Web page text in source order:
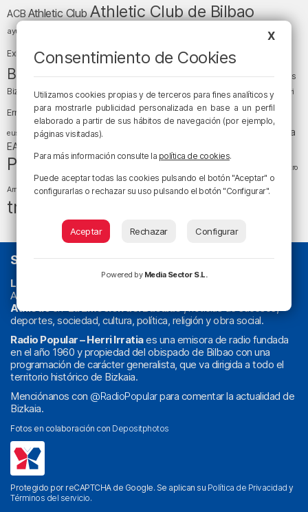
ACBAthletic ClubAthletic Club de Bilbao
ayuntamiento de Bilbao BEC (Bilbao
Exhibition Center) BilbaoBilbao Basket Bizkaia
Bizkaia y sus comarcas Copa del Rey cultura Cáritas
Bizkaia
Deusto Diócesis de Bilbao Egunon Bizkaia el tiempo Enkarterri
Ernesto Valverde Ertzaintza Euskadi (País Vasco)
euskera fiestas fútbol LaLiga
LaLiga
EA Sports
Política sociedadsucesos Teatro
Arriaga tiempotiempo atmosféricotráfico
tráfico en Bizkaia
SOBRE NOSOTROS
La radio sin cadenas
. Desde 1960 haciendo radio en Bilbao.
Actualidad y
Athletic
deportes, sociedad, cultura, política, religión y obra social.
Radio Popular – Herri Irratiaes una emisora de radio fundada
en el año 1960 y propiedad del obispado de Bilbao con una
programación de carácter generalista, que va dirigida a todo el
territorio histórico de Bizkaia.
Menciónanos con @RadioPopularpara comentar la actualidad de
Bizkaia.
Fotos en colaboración con Depositphotos
Protegido por reCAPTCHA de Google. Se aplican su Política de Privacidad y
Términos del servicio.
X
Consentimiento de Cookies
Utilizamos cookies propias y de terceros para fines analíticos y
para mostrarle publicidad personalizada en base a un perfil
elaborado a partir de sus hábitos de navegación (por ejemplo,
páginas visitadas).
Para más información consulte la política de cookies.
Puede aceptar todas las cookies pulsando el botón "Aceptar" o
configurarlas o rechazar su uso pulsando el botón "Configurar".
Aceptar Rechazar Configurar
Powered by Media Sector S.L.